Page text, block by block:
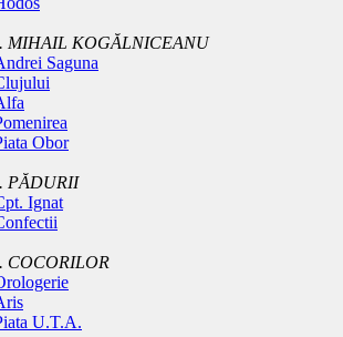
MIHAIL KOGĂLNICEANU
Saguna
Obor
PĂDURII
Ignat
COCORILOR
U.T.A.